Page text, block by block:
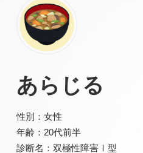
あらじる
性別：女性
年齢：20代前半
診断名：双極性障害Ⅰ型